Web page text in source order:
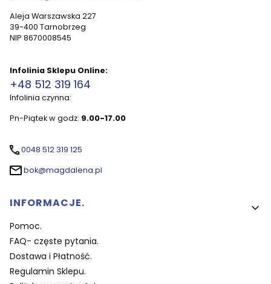
Aleja Warszawska 227
39-400 Tarnobrzeg
NIP 8670008545
Infolinia Sklepu Online:
+48 512 319 164
Infolinia czynna:
Pn-Piątek w godz: 9.00-17.00
0048 512 319 125
bok@magdalena.pl
Linki w stopce
INFORMACJE.
Pomoc.
FAQ- częste pytania.
Dostawa i Płatność.
Regulamin Sklepu.